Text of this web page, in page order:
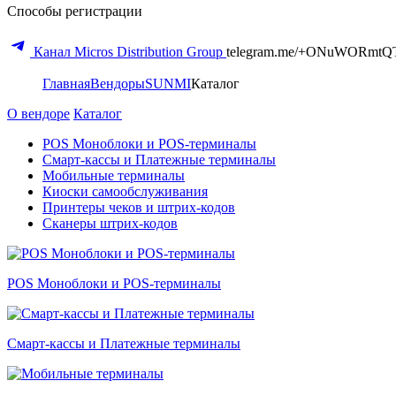
Способы регистрации
Канал Micros Distribution Group telegram.me/
ГлавнаяВендорыSUNMIКаталог
О вендоре Каталог
POS Моноблоки и POS-терминалы
Смарт-кассы и Платежные терминалы
Мобильные терминалы
Киоски самообслуживания
Принтеры чеков и штрих-кодов
Cканеры штрих-кодов
POS Моноблоки и POS-терминалы
Смарт-кассы и Платежные терминалы